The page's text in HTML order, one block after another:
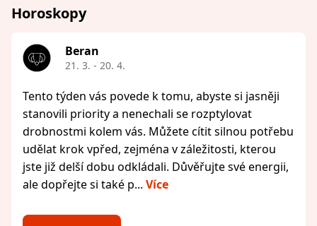
Horoskopy
Beran
21. 3. - 20. 4.
Tento týden vás povede k tomu, abyste si jasněji
stanovili priority a nenechali se rozptylovat
drobnostmi kolem vás. Můžete cítit silnou potřebu
udělat krok vpřed, zejména v záležitosti, kterou
jste již delší dobu odkládali. Důvěřujte své energii,
ale dopřejte si také p... Více